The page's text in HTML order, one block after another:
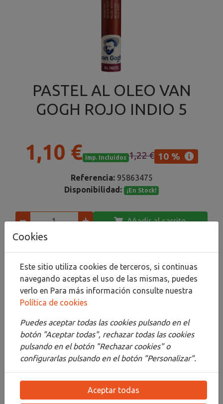
PASTEL AL OLEO VAN
GOGH ROJO INDIO 5
1,10 € Imp. Incluidos 1,22 € 10 %
Referencia: 95863475
Disponibilidad:
¡En Stock!
Añadir al carrito
Descripción
Detalles
Adjuntos
Opiniones
¡Este producto no tiene descripción!
Cookies
Este sitio utiliza cookies de terceros, si continuas
navegando aceptas el uso de las mismas, puedes
verlo en Para más información consulte nuestra
Política de cookies
Puedes aceptar todas las cookies pulsando en el
botón "Aceptar todas", rechazar todas las cookies
pulsando en el botón "Rechazar cookies" o
configurarlas pulsando en el botón "Personalizar".
Aceptar todas